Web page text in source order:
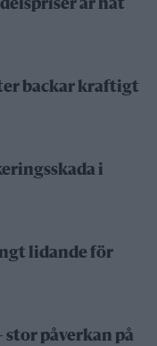
är hat
backar kraftigt
i
lidande för
stor påverkan på